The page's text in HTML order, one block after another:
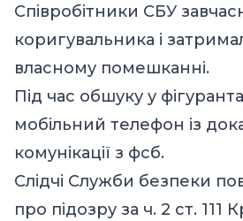
Співробітники СБУ
коригувальника і
власному помешканні.
Під час обшуку у
мобільний телефон із
комунікації з фсб.
Слідчі Служби безпеки
про підозру за ч. 2 ст. 111